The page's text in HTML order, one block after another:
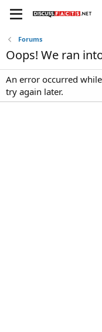
Forums
Oops! We ran
An error occurred
try again later.